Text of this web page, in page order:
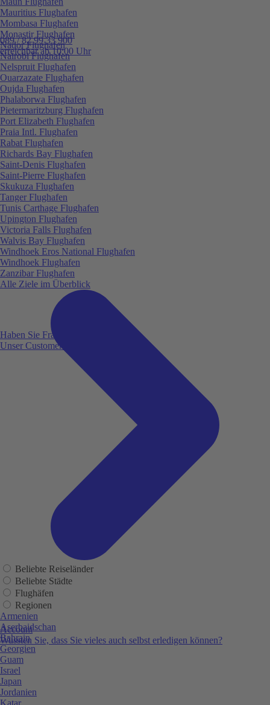
089 / 82 99 33 900
erreichbar ab 10:00 Uhr
Haben Sie Fragen?
Unser Customer Service ist für Sie da!
Account
Wussten Sie, dass Sie vieles auch selbst erledigen können?
Mauritius Flughafen
Mombasa Flughafen
Monastir Flughafen
Nador Flughafen
Nairobi Flughafen
Nelspruit Flughafen
Ouarzazate Flughafen
Oujda Flughafen
Phalaborwa Flughafen
Pietermaritzburg Flughafen
Port Elizabeth Flughafen
Praia Intl. Flughafen
Rabat Flughafen
Richards Bay Flughafen
Saint-Denis Flughafen
Saint-Pierre Flughafen
Skukuza Flughafen
Tanger Flughafen
Tunis Carthage Flughafen
Upington Flughafen
Victoria Falls Flughafen
Walvis Bay Flughafen
Windhoek Eros National Flughafen
Windhoek Flughafen
Zanzibar Flughafen
Alle Ziele im Überblick
Beliebte Reiseländer
Beliebte Städte
Flughäfen
Regionen
Armenien
Aserbaidschan
Bahrain
Georgien
Guam
Israel
Japan
Jordanien
Katar